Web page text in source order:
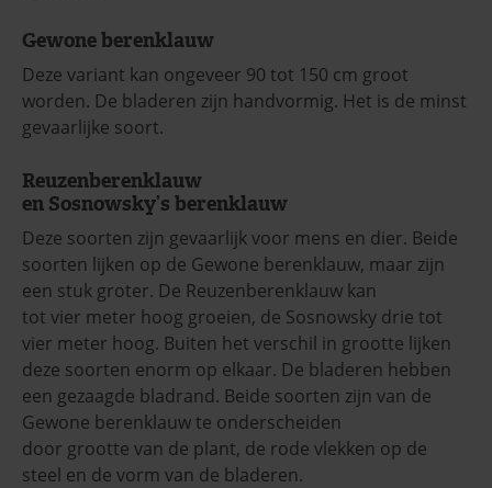
Gewone berenklauw
Deze variant kan ongeveer 90 tot 150 cm groot
worden. De bladeren zijn handvormig. Het is de minst
gevaarlijke soort.
Reuzenberenklauw
en Sosnowsky’s berenklauw
Deze soorten zijn gevaarlijk voor mens en dier. Beide
soorten lijken op de Gewone berenklauw, maar zijn
een stuk groter. De Reuzenberenklauw kan
tot vier meter hoog groeien, de Sosnowsky drie tot
vier meter hoog. Buiten het verschil in grootte lijken
deze soorten enorm op elkaar. De bladeren hebben
een gezaagde bladrand. Beide soorten zijn van de
Gewone berenklauw te onderscheiden
door grootte van de plant, de rode vlekken op de
steel en de vorm van de bladeren.